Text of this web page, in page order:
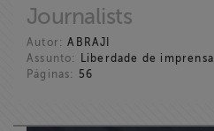
Journalists
Autor: ABRAJI
Assunto:
Liberdade de imprensa
Páginas:
56